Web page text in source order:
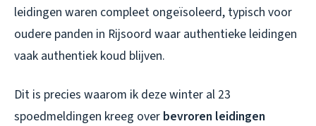
leidingen waren compleet ongeïsoleerd, typisch voor
oudere panden in Rijsoord waar authentieke leidingen
vaak authentiek koud blijven.
Dit is precies waarom ik deze winter al 23
spoedmeldingen kreeg over bevroren leidingen